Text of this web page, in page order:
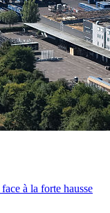
à la forte hausse